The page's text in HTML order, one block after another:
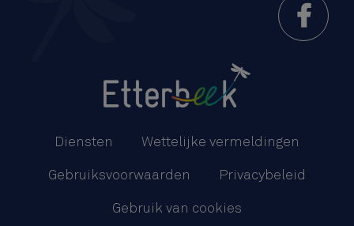
Diensten Wettelijke vermeldingen
Gebruiksvoorwaarden Privacybeleid
Gebruik van cookies